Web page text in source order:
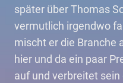
später über Thomas
vermutlich irgendwo
mischt er die Branche
hier und da ein paar
auf und verbreitet